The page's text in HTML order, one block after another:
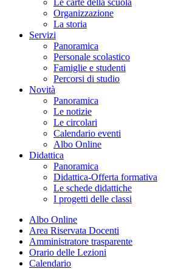
Le carte della scuola
Organizzazione
La storia
Servizi
Panoramica
Personale scolastico
Famiglie e studenti
Percorsi di studio
Novità
Panoramica
Le notizie
Le circolari
Calendario eventi
Albo Online
Didattica
Panoramica
Didattica-Offerta formativa
Le schede didattiche
I progetti delle classi
Albo Online
Area Riservata Docenti
Amministratore trasparente
Orario delle Lezioni
Calendario